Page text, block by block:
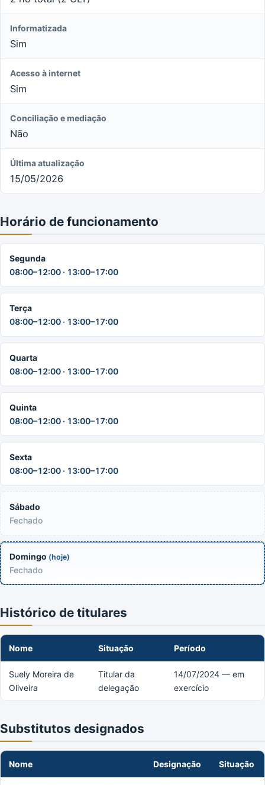
Informatizada
Sim
Acesso à internet
Sim
Conciliação e mediação
Não
Última atualização
15/05/2026
Horário de funcionamento
Segunda
08:00–12:00 · 13:00–17:00
Terça
08:00–12:00 · 13:00–17:00
Quarta
08:00–12:00 · 13:00–17:00
Quinta
08:00–12:00 · 13:00–17:00
Sexta
08:00–12:00 · 13:00–17:00
Sábado
Fechado
Domingo (hoje)
Fechado
Histórico de titulares
Nome Situação Período
Suely Moreira de
Oliveira
Titular da
delegação
14/07/2024 — em
exercício
Substitutos designados
Nome Designação Situação